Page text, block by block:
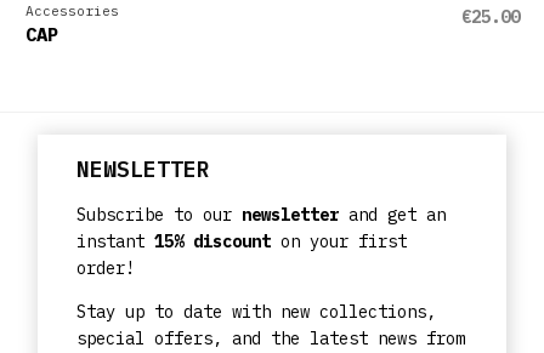
Accessories
CAP
€25.00
NEWSLETTER
Subscribe to our newsletterand get an
instant 15% discounton your first
order!
Stay up to date with new collections,
special offers, and the latest news from